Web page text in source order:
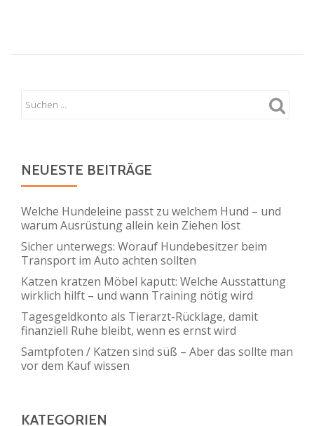
Katzen
NEUESTE BEITRÄGE
Welche Hundeleine passt zu welchem Hund – und
warum Ausrüstung allein kein Ziehen löst
Sicher unterwegs: Worauf Hundebesitzer beim
Transport im Auto achten sollten
Katzen kratzen Möbel kaputt: Welche Ausstattung
wirklich hilft – und wann Training nötig wird
Tagesgeldkonto als Tierarzt-Rücklage, damit
finanziell Ruhe bleibt, wenn es ernst wird
Samtpfoten / Katzen sind süß – Aber das sollte man
vor dem Kauf wissen
KATEGORIEN